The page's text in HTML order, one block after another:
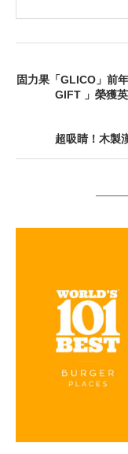
固力果「GLICO」前
GIFT 」榮獲
超吸睛！木製